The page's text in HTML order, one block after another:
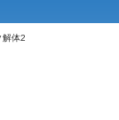
解体2